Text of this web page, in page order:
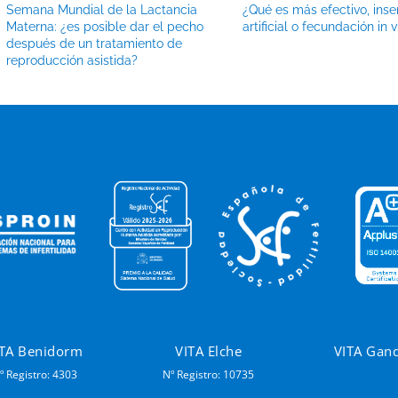
Semana Mundial de la Lactancia
Materna: ¿es posible dar el pecho
después de un tratamiento de
reproducción asistida?
¿Qué es más efectivo,
artificial o fecundación in
Benidorm
Registro: 4303
VITA Elche
Nº Registro: 10735
VITA